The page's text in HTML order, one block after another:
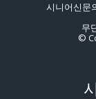
시니어신문
무
©